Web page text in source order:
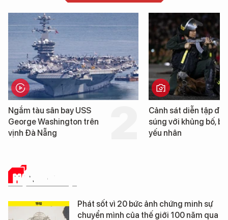
Ngắm tàu sân bay USS
George Washington trên
vịnh Đà Nẵng
Cảnh sát diễn tập
súng với khủng bố,
yếu nhân
MẠNG XÃ HỘI
Phát sốt vì 20 bức ảnh chứng minh sự
chuyển mình của thế giới 100 năm qua